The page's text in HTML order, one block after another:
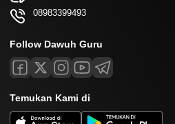
08983399493
Follow Dawuh Guru
Temukan Kami di